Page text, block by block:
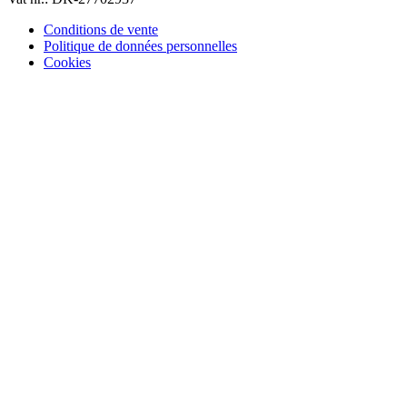
Conditions de vente
Politique de données personnelles
Cookies